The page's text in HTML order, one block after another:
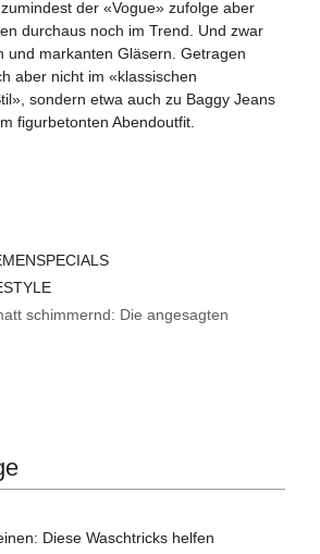
der «Vogue» zufolge aber
durchaus noch im Trend. Und zwar
und markanten Gläsern. Getragen
aber nicht im «klassischen
sondern etwa auch zu Baggy Jeans
figurbetonten Abendoutfit.
schimmernd: Die angesagten
Diese Waschtricks helfen